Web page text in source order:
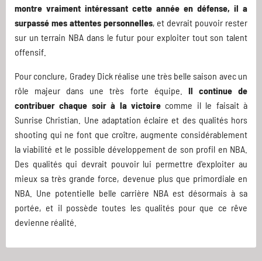
montre vraiment intéressant cette année en défense, il a
surpassé mes attentes personnelles, et devrait pouvoir rester
sur un terrain NBA dans le futur pour exploiter tout son talent
offensif.
Pour conclure, Gradey Dick réalise une très belle saison avec un
rôle majeur dans une très forte équipe. Il continue de
contribuer chaque soir à la victoire comme il le faisait à
Sunrise Christian. Une adaptation éclaire et des qualités hors
shooting qui ne font que croître, augmente considérablement
la viabilité et le possible développement de son profil en NBA.
Des qualités qui devrait pouvoir lui permettre d'exploiter au
mieux sa très grande force, devenue plus que primordiale en
NBA. Une potentielle belle carrière NBA est désormais à sa
portée, et il possède toutes les qualités pour que ce rêve
devienne réalité.